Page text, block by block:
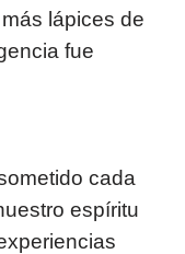
lápices de
fue
cada
espíritu